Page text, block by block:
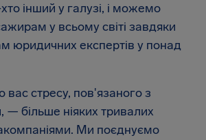
інший у галузі, і можемо
у всьому світі завдяки
юридичних експертів у понад
стресу, пов'язаного з
— більше ніяких тривалих
Ми поєднуємо